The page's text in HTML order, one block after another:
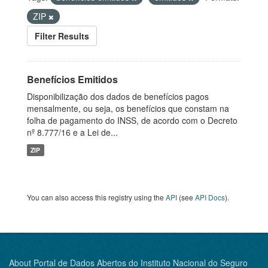
ZIP
Filter Results
Benefícios Emitidos
Disponibilização dos dados de benefícios pagos
mensalmente, ou seja, os benefícios que constam na
folha de pagamento do INSS, de acordo com o Decreto
nº 8.777/16 e a Lei de...
ZIP
You can also access this registry using the API (see API Docs).
About Portal de Dados Abertos do Instituto Nacional do Seguro